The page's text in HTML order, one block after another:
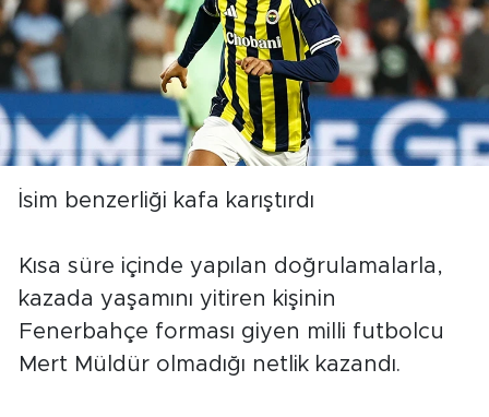
İsim benzerliği kafa karıştırdı
Kısa süre içinde yapılan doğrulamalarla,
kazada yaşamını yitiren kişinin
Fenerbahçe forması giyen milli futbolcu
Mert Müldür olmadığı netlik kazandı.